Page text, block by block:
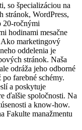
so špecializáciou na
stránok, WordPress,
20-ročnými
hodinami mesačne
Ako marketingový
oddelenia je
stránok. Naša
odráža jeho odborné
farebné schémy.
a poskytuje
ďalšie spoločnosti. Na
a know-how.
Fakulte manažmentu